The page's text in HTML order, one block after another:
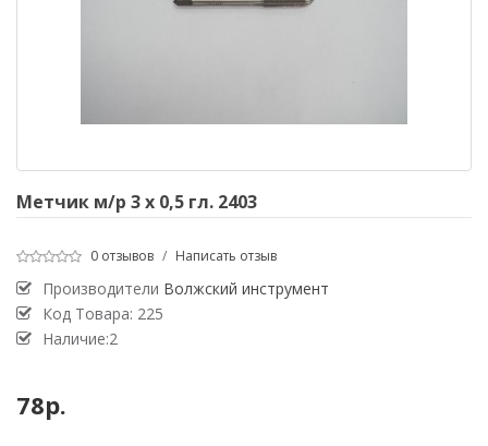
Метчик м/р 3 х 0,5 гл. 2403
0 отзывов / Написать отзыв
Производители Волжский инструмент
Код Товара: 225
Наличие:2
78р.